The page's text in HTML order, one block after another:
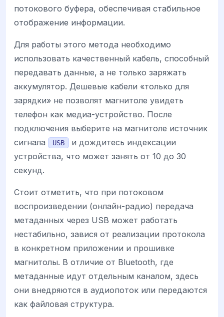
потокового буфера, обеспечивая стабильное
отображение информации.
Для работы этого метода необходимо
использовать качественный кабель, способный
передавать данные, а не только заряжать
аккумулятор. Дешевые кабели «только для
зарядки» не позволят магнитоле увидеть
телефон как медиа-устройство. После
подключения выберите на магнитоле источник
сигнала
USB
и дождитесь индексации
устройства, что может занять от 10 до 30
секунд.
Стоит отметить, что при потоковом
воспроизведении (онлайн-радио) передача
метаданных через USB может работать
нестабильно, завися от реализации протокола
в конкретном приложении и прошивке
магнитолы. В отличие от Bluetooth, где
метаданные идут отдельным каналом, здесь
они внедряются в аудиопоток или передаются
как файловая структура.